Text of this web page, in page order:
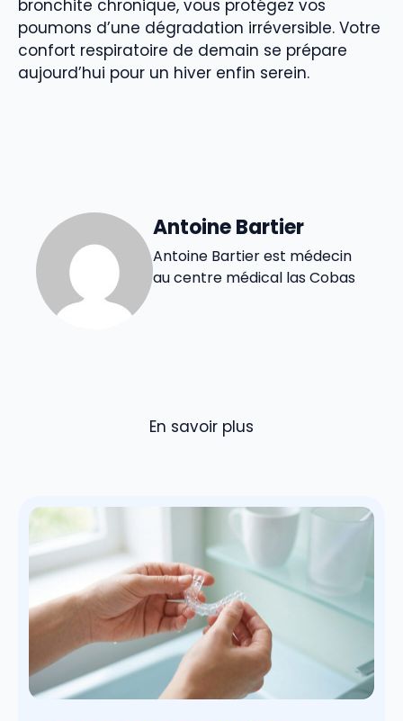
bronchite chronique, vous protégez vos
poumons d’une dégradation irréversible. Votre
confort respiratoire de demain se prépare
aujourd’hui pour un hiver enfin serein.
Antoine Bartier
Antoine Bartier est médecin
au centre médical las Cobas
En savoir plus